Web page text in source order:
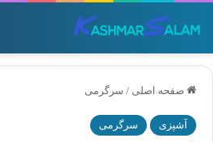
صفحه اصلی / سرگرمی
آشپزی سرگرمی